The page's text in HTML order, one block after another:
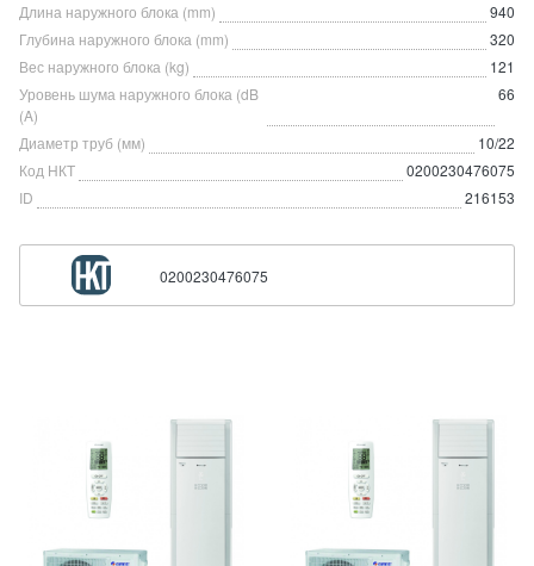
Длина наружного блока (mm)
940
Глубина наружного блока (mm)
320
Вес наружного блока (kg)
121
Уровень шума наружного блока (dB
(A)
66
Диаметр труб (мм)
10/22
Код НКТ
0200230476075
ID
216153
0200230476075